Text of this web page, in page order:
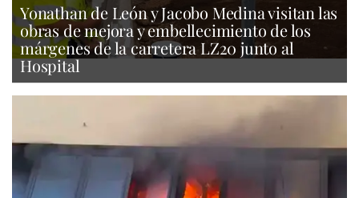
Yonathan de León y Jacobo Medina visitan las
obras de mejora y embellecimiento de los
márgenes de la carretera LZ20 junto al
Hospital